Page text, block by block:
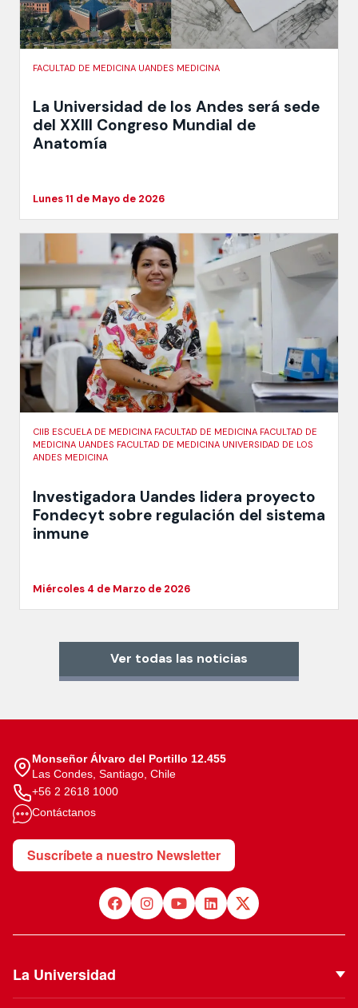
FACULTAD DE MEDICINA UANDES MEDICINA
La Universidad de los Andes será sede
del XXIII Congreso Mundial de
Anatomía
Lunes 11 de Mayo de 2026
CIIB ESCUELA DE MEDICINA FACULTAD DE MEDICINA FACULTAD DE
MEDICINA UANDES FACULTAD DE MEDICINA UNIVERSIDAD DE LOS
ANDES MEDICINA
Investigadora Uandes lidera proyecto
Fondecyt sobre regulación del sistema
inmune
Miércoles 4 de Marzo de 2026
Ver todas las noticias
Monseñor Álvaro del Portillo 12.455
Las Condes, Santiago, Chile
+56 2 2618 1000
Contáctanos
Suscríbete a nuestro Newsletter
La Universidad